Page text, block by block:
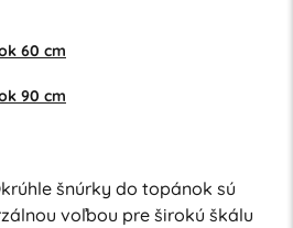
60 cm
90 cm
šnúrky do topánok sú
voľbou pre širokú škálu